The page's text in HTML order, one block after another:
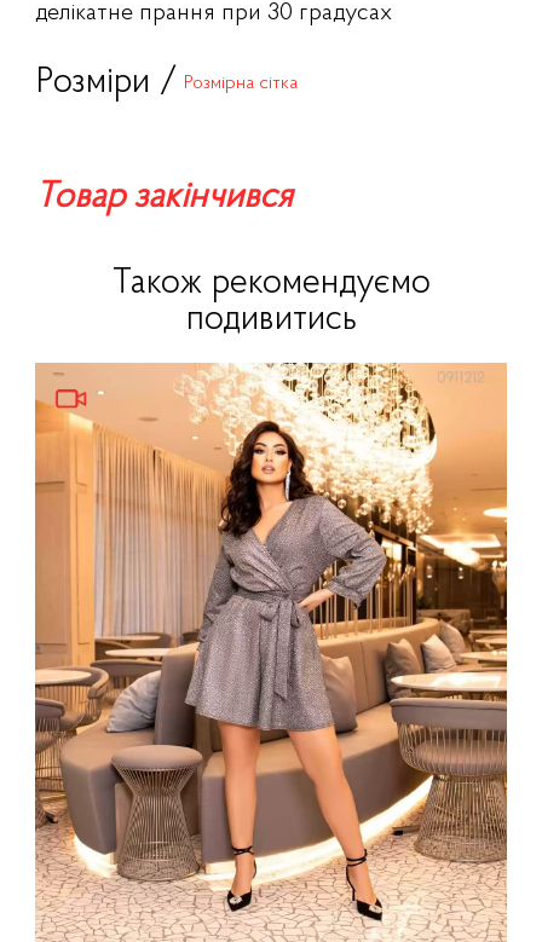
делікатне прання при 30 градусах
Розміри / Розмірна сітка
Товар закінчився
Також рекомендуємо
подивитись